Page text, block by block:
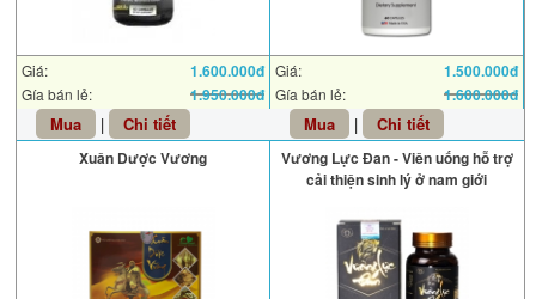
Giá: 1.600.000đ
Gía bán lẻ: 1.950.000đ
Mua | Chi tiết
Giá: 1.500.000đ
Gía bán lẻ: 1.600.000đ
Mua | Chi tiết
Xuân Dược Vương
Vương Lực Đan - Viên uống hỗ trợ
cải thiện sinh lý ở nam giới